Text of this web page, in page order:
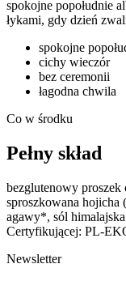
spokojne popołudnie
łykami, gdy dzień
spokojne
cichy wieczór
bez ceremonii
łagodna chwila
Co w środku
Pełny skład
bezglutenowy proszek
sproszkowana hojicha
agawy*, sól
Certyfikującej: PL-
Newsletter